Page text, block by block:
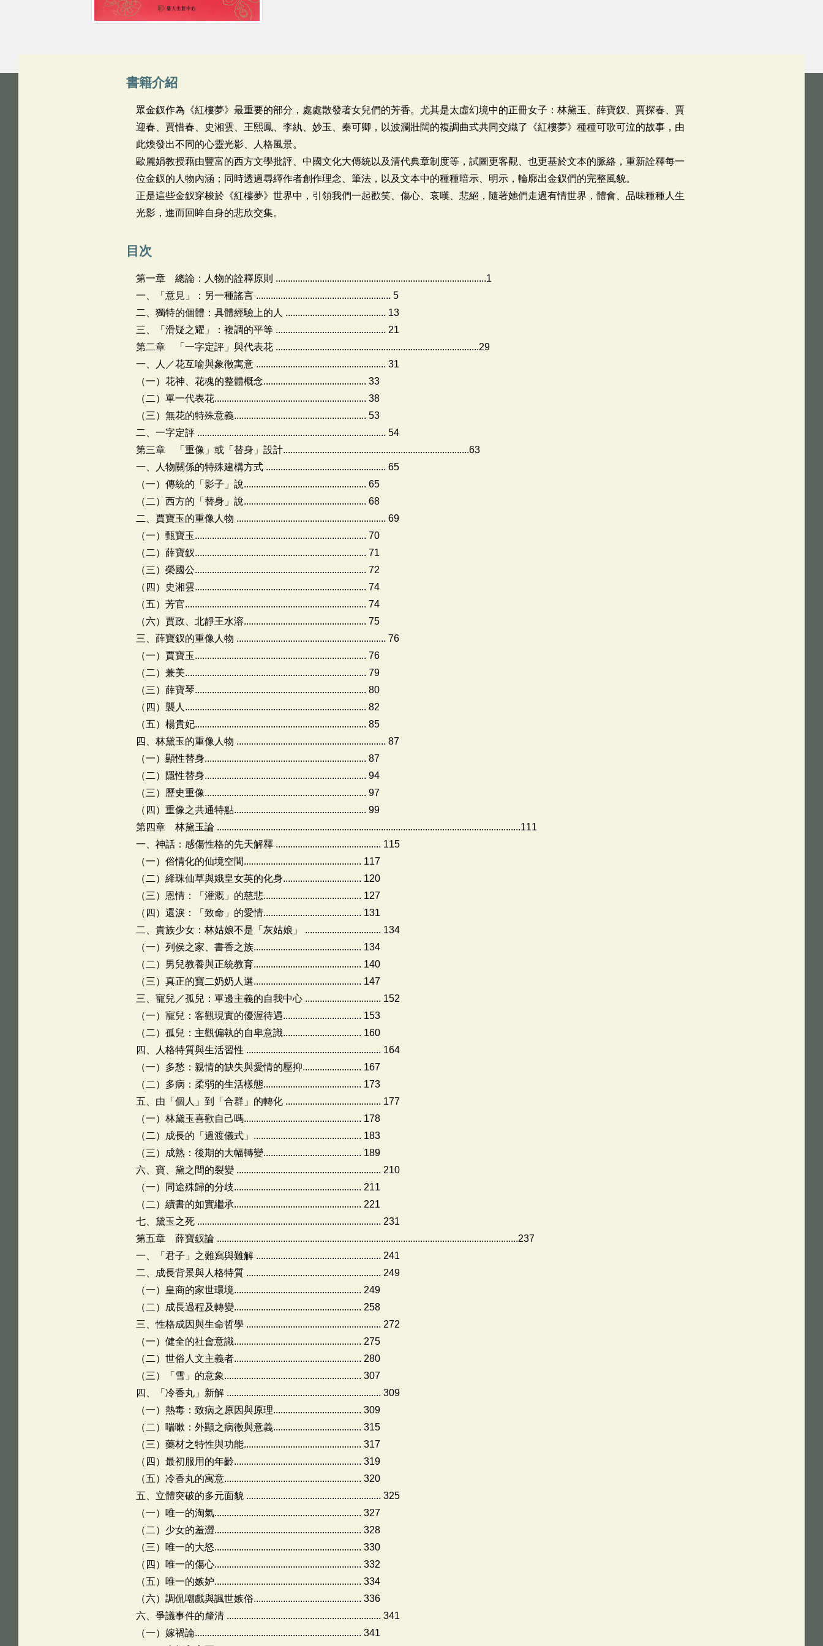
書籍介紹
眾金釵作為《紅樓夢》最重要的部分，處處散發著女兒們的芳香。尤其是太虛幻境中的正冊女子：林黛玉、薛寶釵、賈探春、賈
迎春、賈惜春、史湘雲、王熙鳳、李紈、妙玉、秦可卿，以波瀾壯闊的複調曲式共同交織了《紅樓夢》種種可歌可泣的故事，由
此煥發出不同的心靈光影、人格風景。
歐麗娟教授藉由豐富的西方文學批評、中國文化大傳統以及清代典章制度等，試圖更客觀、也更基於文本的脈絡，重新詮釋每一
位金釵的人物內涵；同時透過尋繹作者創作理念、筆法，以及文本中的種種暗示、明示，輪廓出金釵們的完整風貌。
正是這些金釵穿梭於《紅樓夢》世界中，引領我們一起歡笑、傷心、哀嘆、悲絕，隨著她們走過有情世界，體會、品味種種人生
光影，進而回眸自身的悲欣交集。
目次
第一章 總論：人物的詮釋原則 ......................................................................................1
一、「意見」：另一種謠言 ....................................................... 5
二、獨特的個體：具體經驗上的人 ......................................... 13
三、「滑疑之耀」：複調的平等 ............................................. 21
第二章 「一字定評」與代表花 ...................................................................................29
一、人／花互喻與象徵寓意 ..................................................... 31
（一）花神、花魂的整體概念.......................................... 33
（二）單一代表花.............................................................. 38
（三）無花的特殊意義...................................................... 53
二、一字定評 ............................................................................. 54
第三章 「重像」或「替身」設計............................................................................63
一、人物關係的特殊建構方式 ................................................. 65
（一）傳統的「影子」說.................................................. 65
（二）西方的「替身」說.................................................. 68
二、賈寶玉的重像人物 ............................................................. 69
（一）甄寶玉...................................................................... 70
（二）薛寶釵...................................................................... 71
（三）榮國公...................................................................... 72
（四）史湘雲...................................................................... 74
（五）芳官.......................................................................... 74
（六）賈政、北靜王水溶.................................................. 75
三、薛寶釵的重像人物 ............................................................. 76
（一）賈寶玉...................................................................... 76
（二）兼美.......................................................................... 79
（三）薛寶琴...................................................................... 80
（四）襲人.......................................................................... 82
（五）楊貴妃...................................................................... 85
四、林黛玉的重像人物 ............................................................. 87
（一）顯性替身.................................................................. 87
（二）隱性替身.................................................................. 94
（三）歷史重像.................................................................. 97
（四）重像之共通特點...................................................... 99
第四章 林黛玉論 ............................................................................................................................111
一、神話：感傷性格的先天解釋 ........................................... 115
（一）俗情化的仙境空間................................................ 117
（二）絳珠仙草與娥皇女英的化身................................ 120
（三）恩情：「灌溉」的慈悲........................................ 127
（四）還淚：「致命」的愛情........................................ 131
二、貴族少女：林姑娘不是「灰姑娘」 ............................... 134
（一）列侯之家、書香之族............................................ 134
（二）男兒教養與正統教育............................................ 140
（三）真正的寶二奶奶人選............................................ 147
三、寵兒／孤兒：單邊主義的自我中心 ............................... 152
（一）寵兒：客觀現實的優渥待遇................................ 153
（二）孤兒：主觀偏執的自卑意識................................ 160
四、人格特質與生活習性 ....................................................... 164
（一）多愁：親情的缺失與愛情的壓抑........................ 167
（二）多病：柔弱的生活樣態........................................ 173
五、由「個人」到「合群」的轉化 ....................................... 177
（一）林黛玉喜歡自己嗎................................................ 178
（二）成長的「過渡儀式」............................................ 183
（三）成熟：後期的大幅轉變........................................ 189
六、寶、黛之間的裂變 ........................................................... 210
（一）同途殊歸的分歧.................................................... 211
（二）續書的如實繼承.................................................... 221
七、黛玉之死 ........................................................................... 231
第五章 薛寶釵論 ...........................................................................................................................237
一、「君子」之難寫與難解 ................................................... 241
二、成長背景與人格特質 ....................................................... 249
（一）皇商的家世環境.................................................... 249
（二）成長過程及轉變.................................................... 258
三、性格成因與生命哲學 ....................................................... 272
（一）健全的社會意識.................................................... 275
（二）世俗人文主義者.................................................... 280
（三）「雪」的意象........................................................ 307
四、「冷香丸」新解 ............................................................... 309
（一）熱毒：致病之原因與原理.................................... 309
（二）喘嗽：外顯之病徵與意義.................................... 315
（三）藥材之特性與功能................................................ 317
（四）最初服用的年齡.................................................... 319
（五）冷香丸的寓意........................................................ 320
五、立體突破的多元面貌 ....................................................... 325
（一）唯一的淘氣............................................................ 327
（二）少女的羞澀............................................................ 328
（三）唯一的大怒............................................................ 330
（四）唯一的傷心............................................................ 332
（五）唯一的嫉妒............................................................ 334
（六）調侃嘲戲與諷世嫉俗............................................ 336
六、爭議事件的釐清 ............................................................... 341
（一）嫁禍論.................................................................... 341